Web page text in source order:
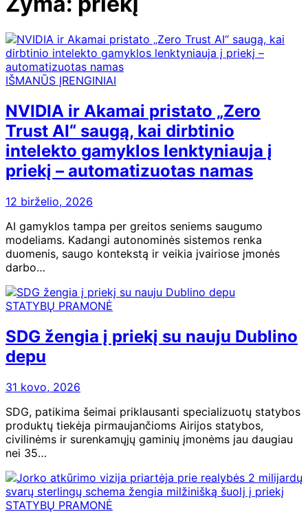
IŠMANŪS ĮRENGINIAI
NVIDIA ir Akamai pristato „Zero
Trust AI“ saugą, kai dirbtinio
intelekto gamyklos lenktyniauja į
priekį – automatizuotas namas
12 birželio, 2026
AI gamyklos tampa per greitos seniems saugumo
modeliams. Kadangi autonominės sistemos renka
duomenis, saugo kontekstą ir veikia įvairiose įmonės
darbo…
STATYBŲ PRAMONĖ
SDG žengia į priekį su nauju Dublino
depu
31 kovo, 2026
SDG, patikima šeimai priklausanti specializuotų statybos
produktų tiekėja pirmaujančioms Airijos statybos,
civilinėms ir surenkamųjų gaminių įmonėms jau daugiau
nei 35…
STATYBŲ PRAMONĖ